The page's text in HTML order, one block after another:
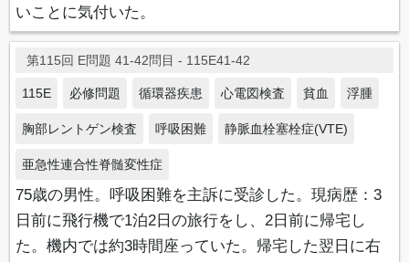
いことに気付いた。
第115回 E問題 41-42問目 - 115E41-42
115E 必修問題 循環器疾患 心電図検査 貧血 浮腫
胸部レントゲン検査 呼吸困難 静脈血栓塞栓症(VTE)
亜急性連合性脊髄変性症
75歳の男性。呼吸困難を主訴に受診した。現病歴：3
日前に飛行機で1泊2日の旅行をし、2日前に帰宅し
た。機内では約3時間座っていた。帰宅した翌日に右